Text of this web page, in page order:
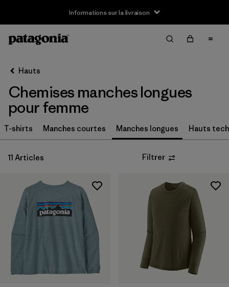
Informations sur la livraison
Filtrer par
Taille
XL (10)
XXL (1)
Filtrer par
Coupe
Hauts
Chemises manches longues
pour femme
T-shirts Manches courtes Manches longues Hauts
11 Articles Filtrer